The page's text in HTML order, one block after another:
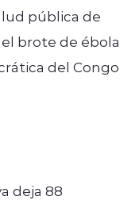
pública de
brote de ébola
del Congo
deja 88